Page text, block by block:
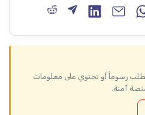
رسوماً أو تحتوي على معلومات
آمنة.